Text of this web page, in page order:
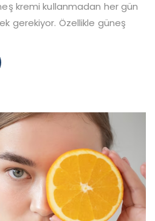
kremi kullanmadan her gün
gerekiyor. Özellikle güneş